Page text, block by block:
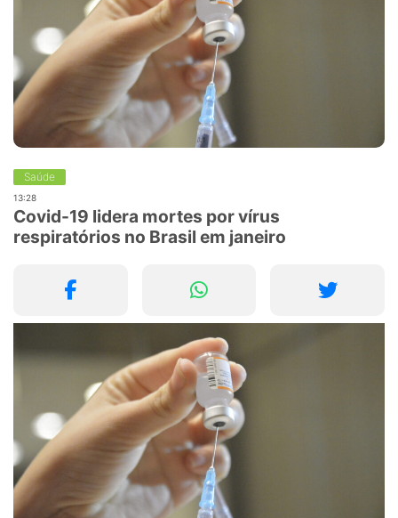
Saúde
13:28
Covid-19 lidera mortes por vírus
respiratórios no Brasil em janeiro